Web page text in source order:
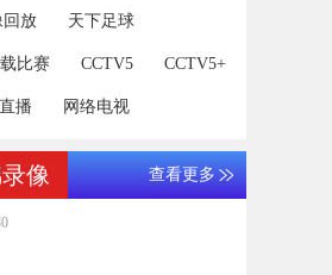
回放 天下足球
比赛 CCTV5 CCTV5+
播 网络电视
像 查看更多